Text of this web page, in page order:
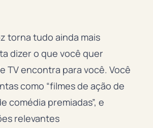
torna tudo ainda mais
dizer o que você quer
TV encontra para você. Você
como “filmes de ação de
comédia premiadas”, e
relevantes